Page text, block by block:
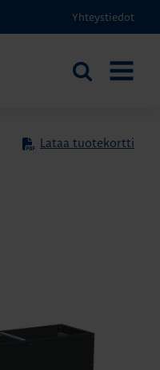
Yhteystiedot
Etsi
Lataa tuotekortti